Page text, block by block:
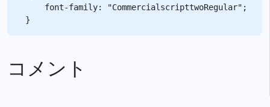
    font-family: "CommercialscripttwoRegular";
コメント